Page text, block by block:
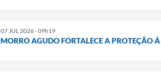
07 JUL 2026 - 09h19
MORRO AGUDO FORTALECE A PROTEÇÃO